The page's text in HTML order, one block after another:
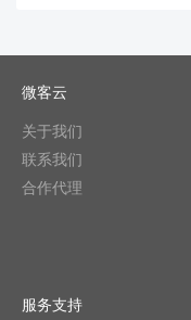
微客云
关于我们
联系我们
合作代理
服务支持